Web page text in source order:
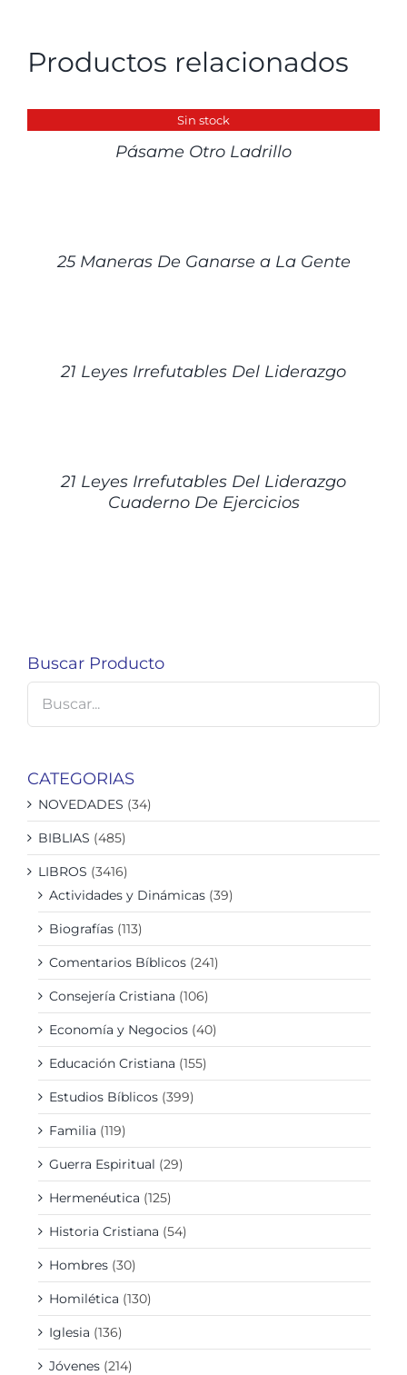
Productos relacionados
Sin stock
Pásame Otro Ladrillo
25 Maneras De Ganarse a La Gente
21 Leyes Irrefutables Del Liderazgo
21 Leyes Irrefutables Del Liderazgo
Cuaderno De Ejercicios
Buscar Producto
CATEGORIAS
NOVEDADES (34)
BIBLIAS (485)
LIBROS (3416)
Actividades y Dinámicas (39)
Biografías (113)
Comentarios Bíblicos (241)
Consejería Cristiana (106)
Economía y Negocios (40)
Educación Cristiana (155)
Estudios Bíblicos (399)
Familia (119)
Guerra Espiritual (29)
Hermenéutica (125)
Historia Cristiana (54)
Hombres (30)
Homilética (130)
Iglesia (136)
Jóvenes (214)